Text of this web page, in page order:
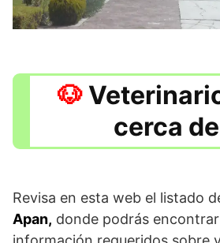
cerca
Revisa en esta web el listado
Apan, donde podrás